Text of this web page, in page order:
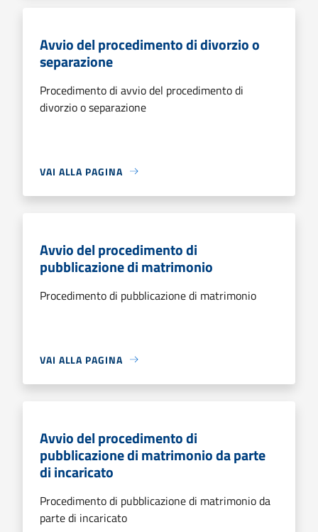
Avvio del procedimento di divorzio o
separazione
Procedimento di avvio del procedimento di
divorzio o separazione
VAI ALLA PAGINA
Avvio del procedimento di
pubblicazione di matrimonio
Procedimento di pubblicazione di matrimonio
VAI ALLA PAGINA
Avvio del procedimento di
pubblicazione di matrimonio da parte
di incaricato
Procedimento di pubblicazione di matrimonio da
parte di incaricato